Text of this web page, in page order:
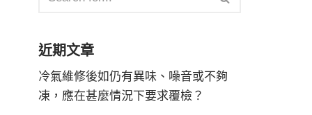
近期文章
冷氣維修後如仍有異味、噪音或不夠
凍，應在甚麼情況下要求覆檢？